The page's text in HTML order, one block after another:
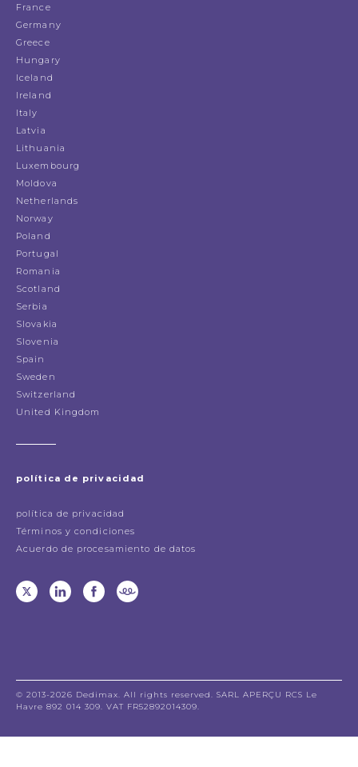
France
Germany
Greece
Hungary
Iceland
Ireland
Italy
Latvia
Lithuania
Luxembourg
Moldova
Netherlands
Norway
Poland
Portugal
Romania
Scotland
Serbia
Slovakia
Slovenia
Spain
Sweden
Switzerland
United Kingdom
política de privacidad
política de privacidad
Términos y condiciones
Acuerdo de procesamiento de datos
© 2013-2026 Dedimax. All rights reserved. SARL APERÇU RCS Le
Havre 892 014 309. VAT FR52892014309.